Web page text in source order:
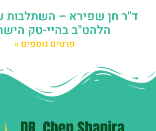
ד"ר חן שפירא – השתלבות
הלהט"ב בהיי-טק
פרטים נוספים »